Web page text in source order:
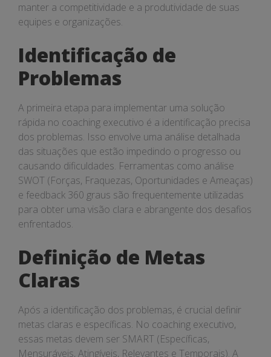
manter a competitividade e a produtividade de suas
equipes e organizações.
Identificação de
Problemas
A primeira etapa para implementar uma solução
rápida no coaching executivo é a identificação precisa
dos problemas. Isso envolve uma análise detalhada
das situações que estão impedindo o progresso ou
causando dificuldades. Ferramentas como análise
SWOT (Forças, Fraquezas, Oportunidades e Ameaças)
e feedback 360 graus são frequentemente utilizadas
para obter uma visão clara e abrangente dos desafios
enfrentados.
Definição de Metas
Claras
Após a identificação dos problemas, é crucial definir
metas claras e específicas. No coaching executivo,
essas metas devem ser SMART (Específicas,
Mensuráveis, Atingíveis, Relevantes e Temporais). A